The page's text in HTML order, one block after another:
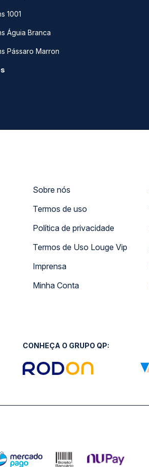
1001
Águia Branca
Pássaro Marron
Sobre nós
Termos de uso
Política de privacidade
Termos de Uso Louge Vip
Imprensa
Minha Conta
CONHEÇA O GRUPO QP: